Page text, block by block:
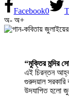
Facebook0
অ- অ+
“মুক্তির মন্দির
এই চিরন্তন
গুরুদয়াল
উদযাপিত হলো